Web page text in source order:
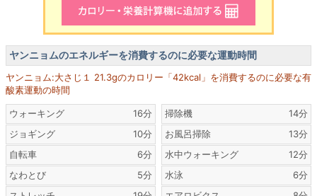
ヤンニョムのエネルギーを消費するのに必要な運動時間
ヤンニョム:大さじ１ 21.3gのカロリー「42kcal」を消費するのに必要な有
酸素運動の時間
ウォーキング
16分
ジョギング
10分
自転車
6分
なわとび
5分
掃除機
14分
お風呂掃除
13分
水中ウォーキング
12分
水泳
6分